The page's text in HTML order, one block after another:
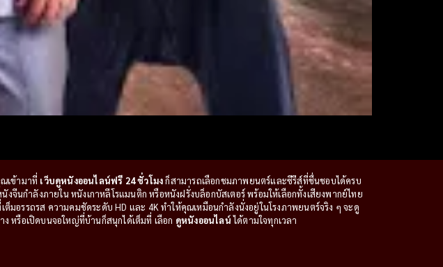
เข้ามาที่ เว็บดูหนังออนไลน์ฟรี 24 ชั่วโมงก็สามารถเลือกชมภาพยนตร์และซีรีส์ที่ชื่นชอบได้ครบ
งจีนกำลังภายใน หนังเกาหลีโรแมนติก หรือหนังฝรั่งบล็อกบัสเตอร์ พร้อมให้เลือกทั้งเสียงพากย์ไทย
มอรรถรส ความคมชัดระดับ HD และ 4K ทำให้คุณเหมือนกำลังนั่งอยู่ในโรงภาพยนตร์จริง ๆ จะดู
ง หรือเปิดบนจอใหญ่ที่บ้านก็สนุกได้เต็มที่ เลือก ดูหนังออนไลน์ได้ตามใจทุกเวลา